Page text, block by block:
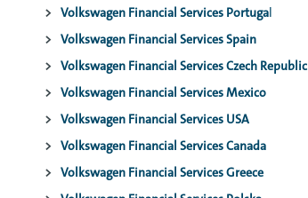
> Volkswagen Financial Services Portugal
> Volkswagen Financial Services Spain
> Volkswagen Financial Services Czech Republic
> Volkswagen Financial Services Mexico
> Volkswagen Financial Services USA
> Volkswagen Financial Services Canada
> Volkswagen Financial Services Greece